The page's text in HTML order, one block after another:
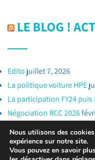
LE BLOG !
Edito juillet 7, 2026
La politique voiture HPE
La participation FY24 puis
Négociation RCC 2026
Nous utilisons des
expérience sur notre site.
Vous pouvez en savoir